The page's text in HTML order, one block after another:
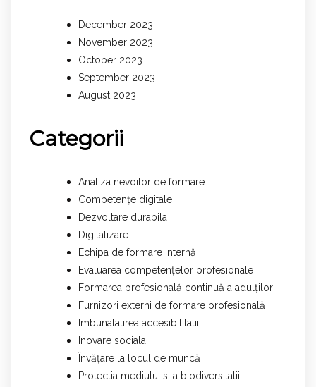
December 2023
November 2023
October 2023
September 2023
August 2023
Categorii
Analiza nevoilor de formare
Competențe digitale
Dezvoltare durabila
Digitalizare
Echipa de formare internă
Evaluarea competențelor profesionale
Formarea profesională continuă a adulților
Furnizori externi de formare profesională
Imbunatatirea accesibilitatii
Inovare sociala
Învățare la locul de muncă
Protectia mediului si a biodiversitatii